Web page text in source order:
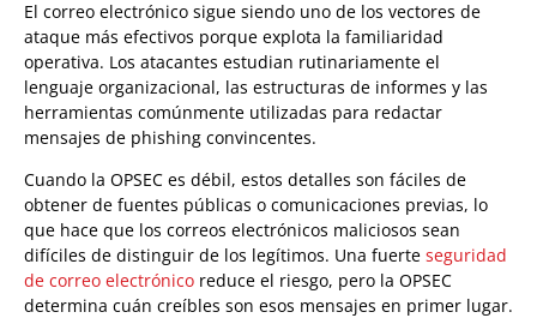
El correo electrónico sigue siendo uno de los vectores de
ataque más efectivos porque explota la familiaridad
operativa. Los atacantes estudian rutinariamente el
lenguaje organizacional, las estructuras de informes y las
herramientas comúnmente utilizadas para redactar
mensajes de phishing convincentes.
Cuando la OPSEC es débil, estos detalles son fáciles de
obtener de fuentes públicas o comunicaciones previas, lo
que hace que los correos electrónicos maliciosos sean
difíciles de distinguir de los legítimos. Una fuerte seguridad
de correo electrónico reduce el riesgo, pero la OPSEC
determina cuán creíbles son esos mensajes en primer lugar.